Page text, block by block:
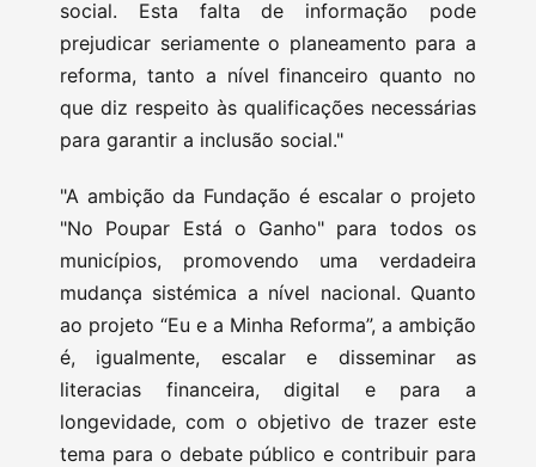
social. Esta falta de informação pode
prejudicar seriamente o planeamento para a
reforma, tanto a nível financeiro quanto no
que diz respeito às qualificações necessárias
para garantir a inclusão social."
"A ambição da Fundação é escalar o projeto
"No Poupar Está o Ganho" para todos os
municípios, promovendo uma verdadeira
mudança sistémica a nível nacional. Quanto
ao projeto “Eu e a Minha Reforma”, a ambição
é, igualmente, escalar e disseminar as
literacias financeira, digital e para a
longevidade, com o objetivo de trazer este
tema para o debate público e contribuir para